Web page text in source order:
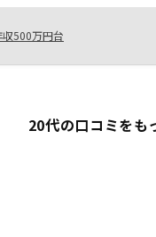
収500万円台
20代の口コミをも